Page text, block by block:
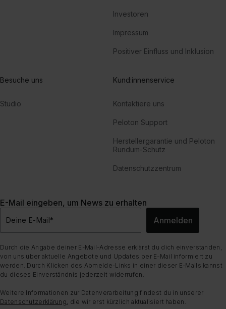
Investoren
Impressum
Positiver Einfluss und Inklusion
Besuche uns
Studio
Kund:innenservice
Kontaktiere uns
Peloton Support
Herstellergarantie und Peloton
Rundum-Schutz
Datenschutzzentrum
E-Mail eingeben, um News zu erhalten
Deine E-Mail* Anmelden
Durch die Angabe deiner E-Mail-Adresse erklärst du dich einverstanden,
von uns über aktuelle Angebote und Updates per E-Mail informiert zu
werden. Durch Klicken des Abmelde-Links in einer dieser E-Mails kannst
du dieses Einverständnis jederzeit widerrufen.
Weitere Informationen zur Datenverarbeitung findest du in unserer
Datenschutzerklärung, die wir erst kürzlich aktualisiert haben.